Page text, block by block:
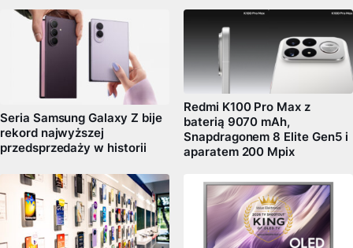
Seria Samsung Galaxy Z bije
rekord najwyższej
przedsprzedaży w historii
Redmi K100 Pro Max z
baterią 9070 mAh,
Snapdragonem 8 Elite Gen5 i
aparatem 200 Mpix